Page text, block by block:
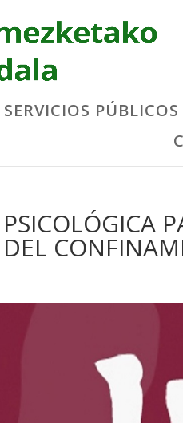
SERVICIOS PÚBLICOS